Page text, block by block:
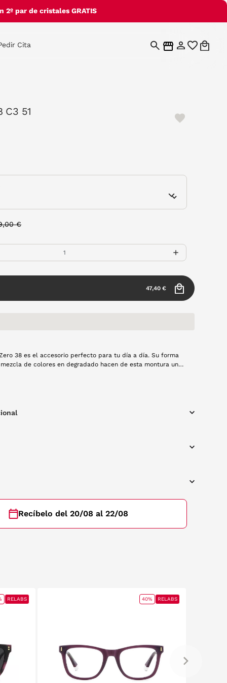
par de cristales GRATIS
Cita
C3 51
€
47,40 €
38 es el accesorio perfecto para tu día a día. Su forma
de colores en degradado hacen de esta montura un
cualquiera de tus looks.
Recíbelo del 20/08 al 22/08
RELABS 40% RELABS